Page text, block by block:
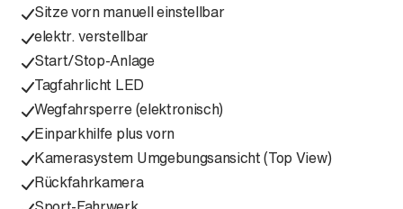
Sitze vorn manuell einstellbar
elektr. verstellbar
Start/Stop-Anlage
Tagfahrlicht LED
Wegfahrsperre (elektronisch)
Einparkhilfe plus vorn
Kamerasystem Umgebungsansicht (Top View)
Rückfahrkamera